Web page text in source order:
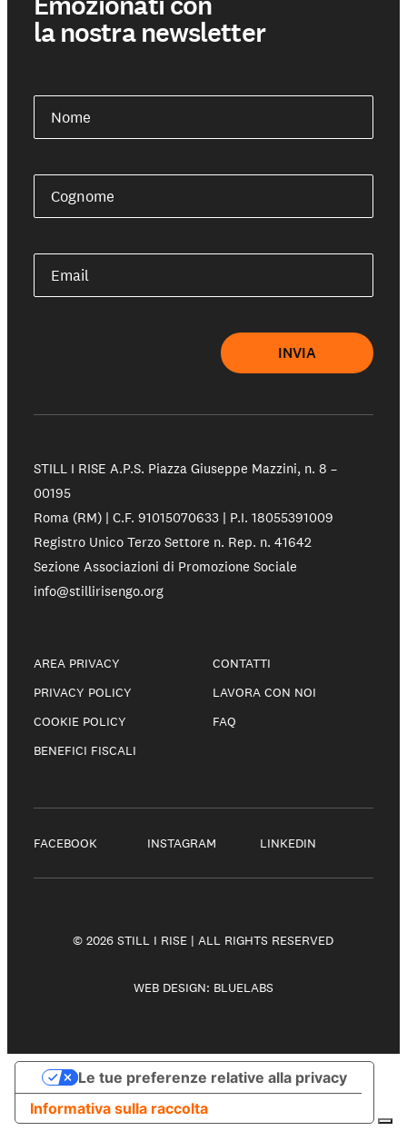
la nostra newsletter
Nome
Cognome
Email
INVIA
STILL I RISE A.P.S. Piazza Giuseppe Mazzini, n. 8 –
00195
Roma (RM) | C.F. 91015070633 | P.I. 18055391009
Registro Unico Terzo Settore n. Rep. n. 41642
Sezione Associazioni di Promozione Sociale
info@stillirisengo.org
AREA PRIVACY
PRIVACY POLICY
COOKIE POLICY
BENEFICI FISCALI
CONTATTI
LAVORA CON NOI
FAQ
FACEBOOK INSTAGRAM LINKEDIN
© 2026 STILL I RISE | ALL RIGHTS RESERVED
WEB DESIGN: BLUELABS
Informativa sulla raccolta
Le tue preferenze relative alla privacy